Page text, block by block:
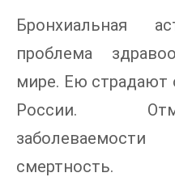
Бронхиальная
проблема
мире. Ею страдают
России.
смертность.